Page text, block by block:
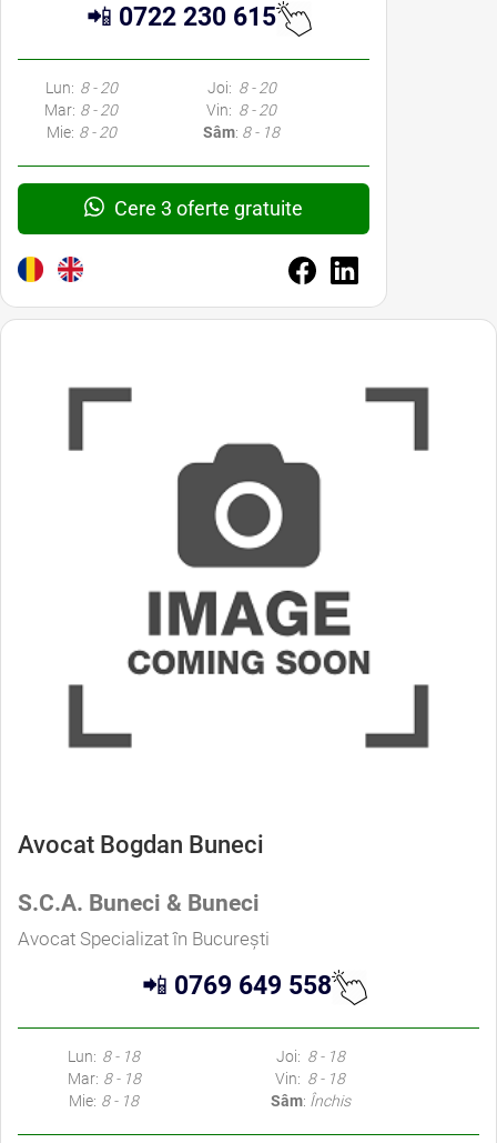
📲 0722 230 615
Lun: 8 - 20
Mar: 8 - 20
Mie: 8 - 20
Joi: 8 - 20
Vin: 8 - 20
Sâm: 8 - 18
Cere 3 oferte gratuite
Avocat Bogdan Buneci
S.C.A. Buneci & Buneci
Avocat Specializat în București
📲 0769 649 558
Lun: 8 - 18
Mar: 8 - 18
Mie: 8 - 18
Joi: 8 - 18
Vin: 8 - 18
Sâm: Închis